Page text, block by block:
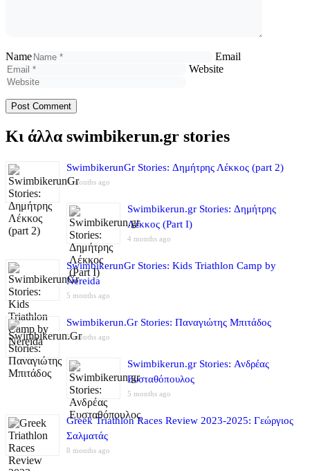
Name
Email
Website
Κι άλλα swimbikerun.gr stories
SwimbikerunGr Stories: Δημήτρης Λέκκος (part 2)
4 months ago
Swimbikerun.gr Stories: Δημήτρης
Λέκκος (Part I)
4 months ago
SwimbikerunGr Stories: Kids Triathlon Camp by
Nereida
5 months ago
Swimbikerun.Gr Stories: Παναγιώτης Μπιτάδος
5 months ago
Swimbikerun.gr Stories: Ανδρέας
Ευσταθόπουλος
5 months ago
Greek Triathlon Races Review 2023-2025: Γεώργιος
Σαλματάς
8 months ago